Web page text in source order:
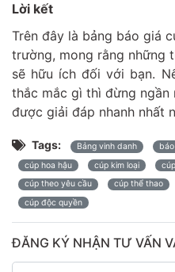
Lời kết
Trên đây là bảng báo giá
trường, mong rằng những
sẽ hữu ích đối với bạn.
thắc mắc gì thì đừng
được giải đáp nhanh nhất
Tags: Bảng vinh danh
cúp hoa hậu
cúp kim loại
cúp theo yêu cầu
cúp thể thao
cúp độc quyền
ĐĂNG KÝ NHẬN TƯ VẤN